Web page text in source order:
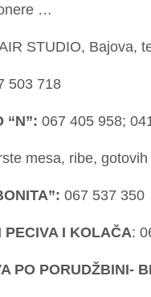
…
STUDIO, Bajova,
503 718
“N”: 067 405 958;
mesa, ribe,
067 537 350
PECIVA I KOLAČA:
PO PORUDŽBINI-